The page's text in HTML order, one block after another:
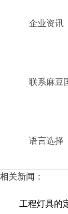
企业资讯
联系麻豆
语言选择
相关产品：
相关新闻：
工程灯具的